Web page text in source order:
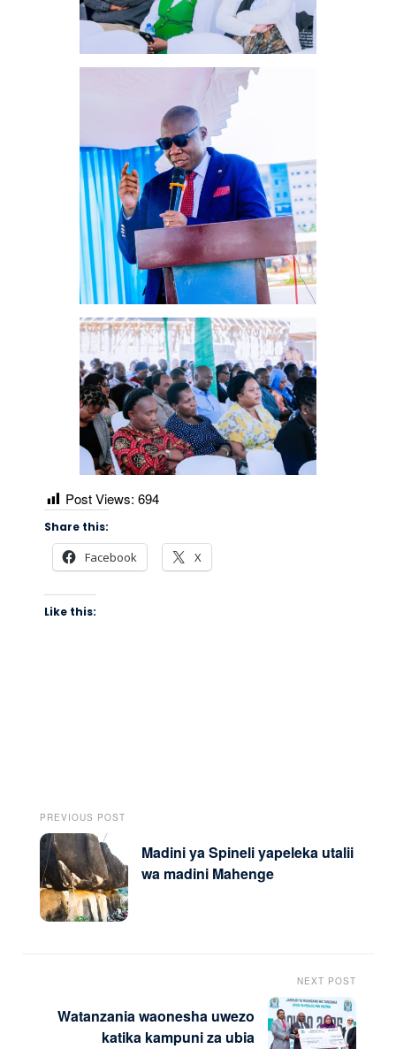
Post Views: 694
Share this:
Facebook X
Like this:
PREVIOUS POST
Madini ya Spineli yapeleka utalii
wa madini Mahenge
NEXT POST
Watanzania waonesha uwezo
katika kampuni za ubia